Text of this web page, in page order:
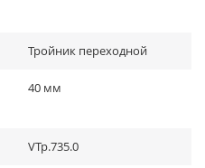
Тройник переходной
40 мм
VTp.735.0